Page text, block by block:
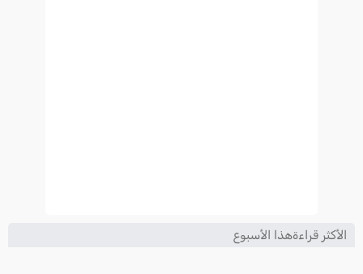
الأكثر قراءةهذا الأسبوع